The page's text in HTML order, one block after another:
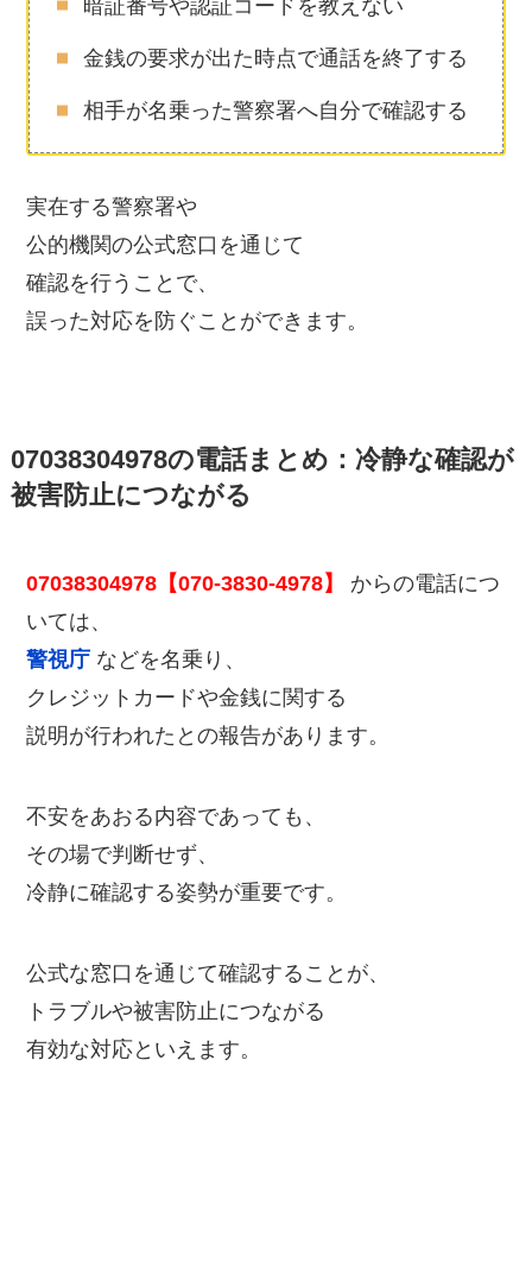
暗証番号や認証コードを教えない
金銭の要求が出た時点で通話を終了する
相手が名乗った警察署へ自分で確認する
実在する警察署や
公的機関の公式窓口を通じて
確認を行うことで、
誤った対応を防ぐことができます。
07038304978の電話まとめ：冷静な確認が
被害防止につながる
07038304978【070-3830-4978】
からの電話につ
いては、
警視庁 などを名乗り、
クレジットカードや金銭に関する
説明が行われたとの報告があります。
不安をあおる内容であっても、
その場で判断せず、
冷静に確認する姿勢が重要です。
公式な窓口を通じて確認することが、
トラブルや被害防止につながる
有効な対応といえます。